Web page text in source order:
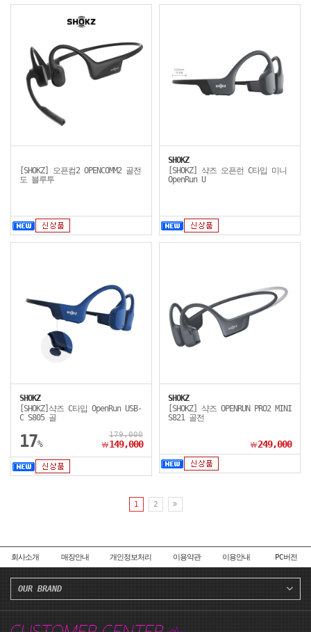
[SHOKZ] 오픈컴2 OPENCOMM2 골전
도 블루투
SHOKZ
[SHOKZ] 샥즈 오픈런 C타입 미니
OpenRun U
SHOKZ
[SHOKZ]샥즈 C타입 OpenRun USB-
C S805 골
17%
179,000
￦149,000
SHOKZ
[SHOKZ] 샥즈 OPENRUN PRO2 MINI
S821 골전
￦249,000
1 2
회사소개 매장안내 개인정보처리 이용약관 이용안내 PC버전
OUR BRAND